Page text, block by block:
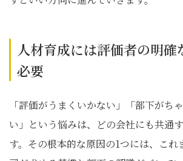
人材育成には評価者の明確
必要
「評価がうまくいかない」「部下がち
い」という悩みは、どの会社にも共通
す。その根本的な原因の1つには、これ